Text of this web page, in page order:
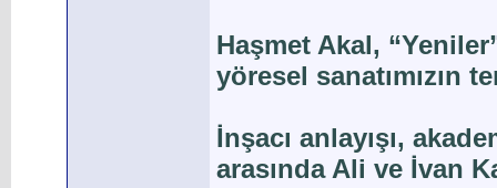
Haşmet Akal,
yöresel sanatımızın
İnşacı anlayışı,
arasında Ali ve İvan